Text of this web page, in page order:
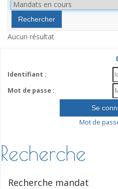
Aucun résultat
Identifiant :
Mot de passe :
Mot de
Recherche
Recherche mandat